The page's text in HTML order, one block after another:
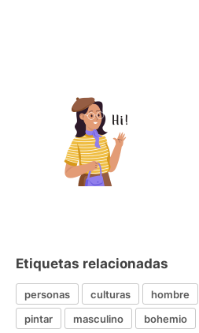
Etiquetas relacionadas
personas culturas hombre
pintar
masculino bohemio